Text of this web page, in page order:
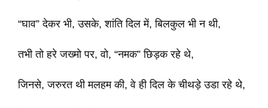
“घाव” देकर भी, उसके, शांति दिल में, बिलकुल भी न थी,
तभी तो हरे जख्मो पर, वो, “नमक” छिड़क रहे थे,
जिनसे, जरुरत थी मलहम की, वे ही दिल के चीथड़े उडा रहे थे,